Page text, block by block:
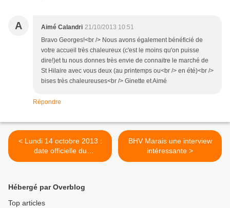
A Aimé Calandri 21/10/2013 10:51
Bravo Georges!<br /> Nous avons également bénéficié de
votre accueil très chaleureux (c'est le moins qu'on puisse
dire!)et tu nous donnes très envie de connaitre le marché de
St Hilaire avec vous deux (au printemps ou<br /> en été)<br />
bises très chaleureuses<br /> Ginette et Aimé
Répondre
< Lundi 14 octobre 2013 :
date officielle du
BHV/Marais
BHV Marais une interview
intéressante >
Hébergé par Overblog
Top articles